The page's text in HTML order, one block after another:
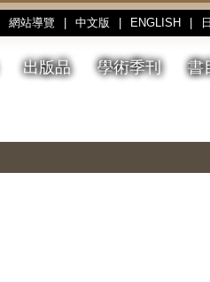
網站導覽 中文版 ENGLISH
出版品 學術季刊 書